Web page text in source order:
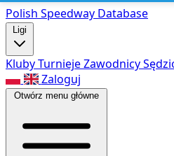
Polish Speedway Database
Ligi
KlubyTurniejeZawodnicy
Zaloguj
Otwórz menu główne